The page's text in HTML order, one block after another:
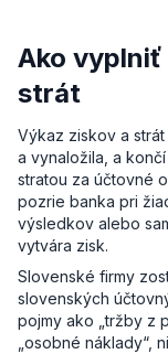
Ako vyplniť
strát
Výkaz ziskov a
a vynaložila, a
stratou za účtovné
pozrie banka pri
výsledkov alebo
vytvára zisk.
Slovenské firmy
slovenských
pojmy ako „tržby z
„osobné